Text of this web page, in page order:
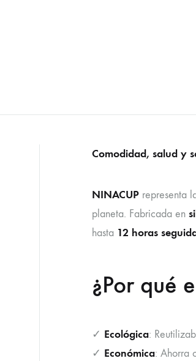
Comodidad, salud y
NINACUP representa
planeta. Fabricada en
hasta 12 horas
¿Por qué
✓ Ecológica:
✓ Económica: Ahorra